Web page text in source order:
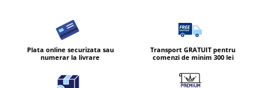
Plata online securizata sau
numerar la livrare
Transport GRATUIT pentru
comenzi de minim 300 lei